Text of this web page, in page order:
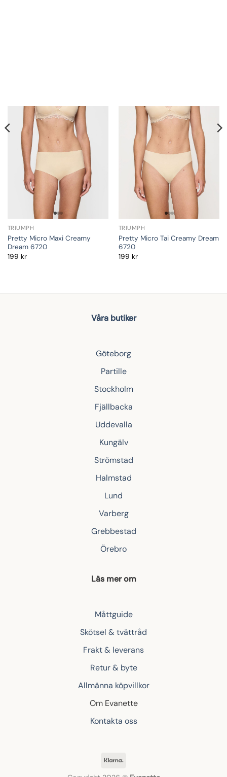
TRIUMPH
Pretty Micro Maxi Creamy
Dream 6720
199 kr
TRIUMPH
Pretty Micro Tai Creamy Dream
6720
199 kr
Våra butiker
Göteborg
Partille
Stockholm
Fjällbacka
Uddevalla
Kungälv
Strömstad
Halmstad
Lund
Varberg
Grebbestad
Örebro
Läs mer om
Måttguide
Skötsel & tvättråd
Frakt & leverans
Retur & byte
Allmänna köpvillkor
Om Evanette
Kontakta oss